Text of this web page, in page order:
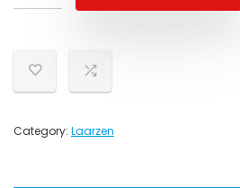
Category: Laarzen